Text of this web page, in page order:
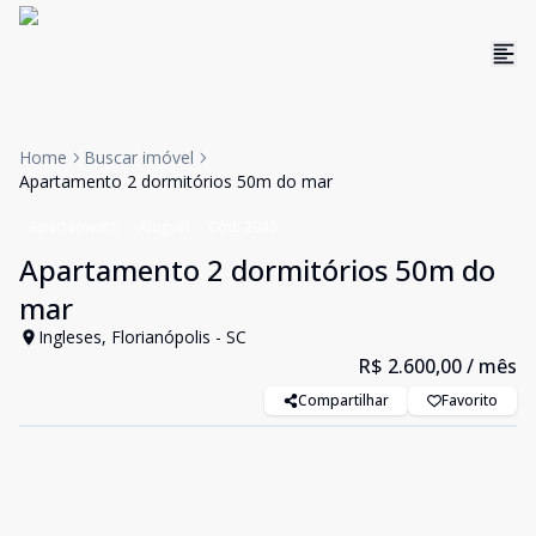
Home
Buscar imóvel
Apartamento 2 dormitórios 50m do mar
Apartamento 2 dormitórios 50m do
mar
Ingleses, Florianópolis - SC
R$ 2.600,00/ mês
Compartilhar Favorito